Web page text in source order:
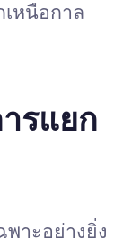
เหนือกาล
รแยก
พาะอย่างยิ่ง